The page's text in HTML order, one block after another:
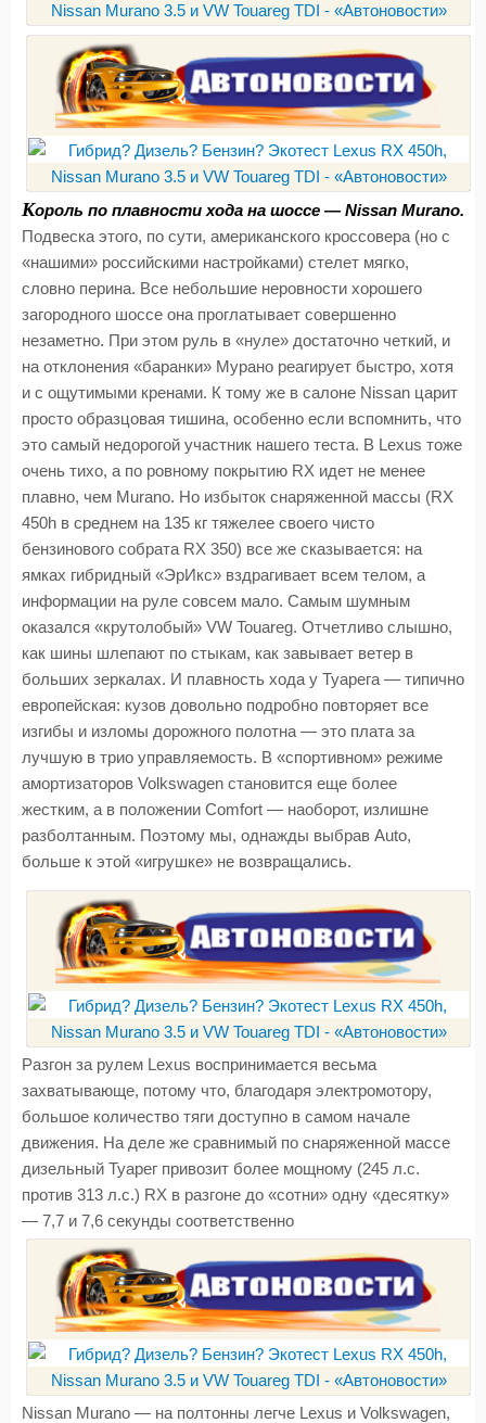
Король по плавности хода на шоссе — Nissan Murano.
Подвеска этого, по сути, американского кроссовера (но с
«нашими» российскими настройками) стелет мягко,
словно перина. Все небольшие неровности хорошего
загородного шоссе она проглатывает совершенно
незаметно. При этом руль в «нуле» достаточно четкий, и
на отклонения «баранки» Мурано реагирует быстро, хотя
и с ощутимыми кренами. К тому же в салоне Nissan царит
просто образцовая тишина, особенно если вспомнить, что
это самый недорогой участник нашего теста. В Lexus тоже
очень тихо, а по ровному покрытию RX идет не менее
плавно, чем Murano. Но избыток снаряженной массы (RX
450h в среднем на 135 кг тяжелее своего чисто
бензинового собрата RX 350) все же сказывается: на
ямках гибридный «ЭрИкс» вздрагивает всем телом, а
информации на руле совсем мало. Самым шумным
оказался «крутолобый» VW Touareg. Отчетливо слышно,
как шины шлепают по стыкам, как завывает ветер в
больших зеркалах. И плавность хода у Туарега — типично
европейская: кузов довольно подробно повторяет все
изгибы и изломы дорожного полотна — это плата за
лучшую в трио управляемость. В «спортивном» режиме
амортизаторов Volkswagen становится еще более
жестким, а в положении Comfort — наоборот, излишне
разболтанным. Поэтому мы, однажды выбрав Auto,
больше к этой «игрушке» не возвращались.
Разгон за рулем Lexus воспринимается весьма
захватывающе, потому что, благодаря электромотору,
большое количество тяги доступно в самом начале
движения. На деле же сравнимый по снаряженной массе
дизельный Туарег привозит более мощному (245 л.с.
против 313 л.с.) RX в разгоне до «сотни» одну «десятку»
— 7,7 и 7,6 секунды соответственно
Nissan Murano — на полтонны легче Lexus и Volkswagen,